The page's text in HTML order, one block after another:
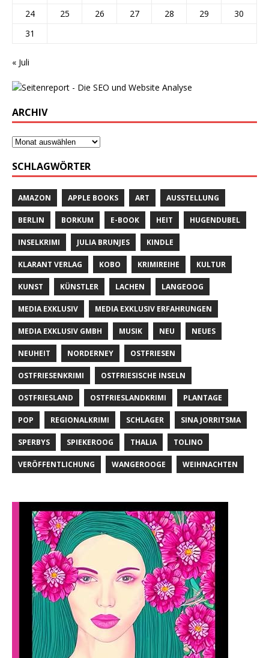
24
25 26 27 28 29
30
31
« Juli
ARCHIV
SCHLAGWÖRTER
AMAZON APPLE BOOKS ART AUSSTELLUNG
BERLIN BORKUM E-BOOK HEIT HUGENDUBEL
INSELKRIMI JULIA BRUNJES KINDLE
KLARANT VERLAG KOBO KRIMIREIHE KULTUR
KUNST KÜNSTLER LACHEN LANGEOOG
MEDIA EXKLUSIV MEDIA EXKLUSIV ERFAHRUNGEN
MEDIA EXKLUSIV GMBH MUSIK NEU NEUES
NEUHEIT NORDERNEY OSTFRIESEN
OSTFRIESENKRIMI OSTFRIESISCHE INSELN
OSTFRIESLAND OSTFRIESLANDKRIMI PLANTAGE
POP REGIONALKRIMI SCHLAGER SINA JORRITSMA
SPERBYS SPIEKEROOG THALIA TOLINO
VERÖFFENTLICHUNG WANGEROOGE WEIHNACHTEN